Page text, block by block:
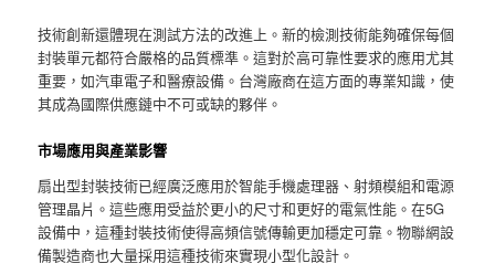
技術創新還體現在測試方法的改進上。新的檢測技術能夠確保每個
封裝單元都符合嚴格的品質標準。這對於高可靠性要求的應用尤其
重要，如汽車電子和醫療設備。台灣廠商在這方面的專業知識，使
其成為國際供應鏈中不可或缺的夥伴。
市場應用與產業影響
扇出型封裝技術已經廣泛應用於智能手機處理器、射頻模組和電源
管理晶片。這些應用受益於更小的尺寸和更好的電氣性能。在5G
設備中，這種封裝技術使得高頻信號傳輸更加穩定可靠。物聯網設
備製造商也大量採用這種技術來實現小型化設計。